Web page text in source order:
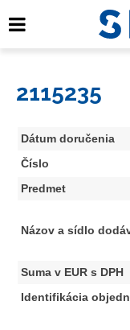
2115235
Dátum doručenia
Číslo
Predmet
Názov a sídlo
Suma v EUR s DPH
Identifikácia